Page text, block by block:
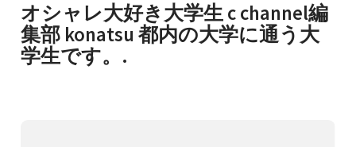
オシャレ大好き大学生 c channel編
集部 konatsu 都内の大学に通う大
学生です。.